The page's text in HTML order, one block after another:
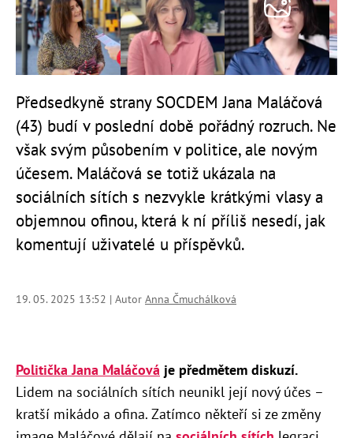
Předsedkyně strany SOCDEM Jana Maláčová
(43) budí v poslední době pořádný rozruch. Ne
však svým působením v politice, ale novým
účesem. Maláčová se totiž ukázala na
sociálních sítích s nezvykle krátkými vlasy a
objemnou ofinou, která k ní příliš nesedí, jak
komentují uživatelé u příspěvků.
19. 05. 2025 13:52 | Autor Anna Čmuchálková
Politička Jana Maláčová je předmětem diskuzí.
Lidem na sociálních sítích neunikl její nový účes –
kratší mikádo a ofina. Zatímco někteří si ze změny